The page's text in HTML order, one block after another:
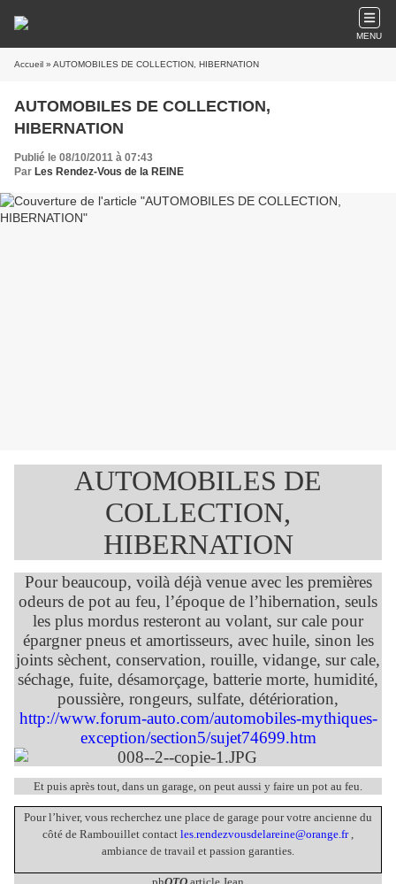
MENU
Accueil » AUTOMOBILES DE COLLECTION, HIBERNATION
AUTOMOBILES DE COLLECTION,
HIBERNATION
Publié le 08/10/2011 à 07:43
Par Les Rendez-Vous de la REINE
AUTOMOBILES DE
COLLECTION,
HIBERNATION
Pour beaucoup, voilà déjà venue avec les premières
odeurs de pot au feu, l’époque de l’hibernation, seuls
les plus mordus resteront au volant, sur cale pour
épargner pneus et amortisseurs, avec huile, sinon les
joints sèchent, conservation, rouille, vidange, sur cale,
séchage, fuite, désamorçage, batterie morte, humidité,
poussière, rongeurs, sulfate, détérioration,
http://www.forum-auto.com/automobiles-mythiques-
exception/section5/sujet74699.htm
Et puis après tout, dans un garage, on peut aussi y faire un pot au feu.
Pour l’hiver, vous recherchez une place de garage pour votre ancienne du
côté de Rambouillet contact les.rendezvousdelareine@orange.fr,
ambiance de travail et passion garanties.